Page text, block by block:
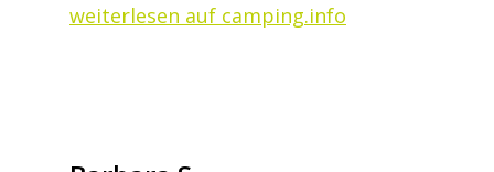
weiterlesen auf camping.info